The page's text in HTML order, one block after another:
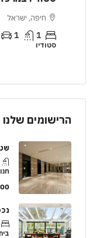
חיפה, ישראל
1
1560
הרישומים שלנו